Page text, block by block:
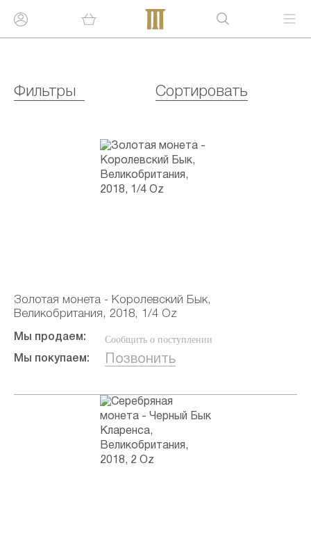
Фильтры Сортировать
Золотая монета - Королевский Бык,
Великобритания, 2018, 1/4 Oz
Мы продаем: Сообщить о поступлении
Мы покупаем: Позвонить